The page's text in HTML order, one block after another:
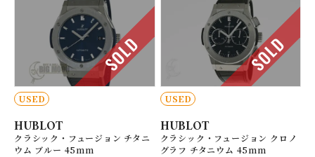
SOLD
USED
HUBLOT
クラシック・フュージョン チタニ
ウム ブルー 45mm
SOLD
USED
HUBLOT
クラシック・フュージョン クロノ
グラフ チタニウム 45mm